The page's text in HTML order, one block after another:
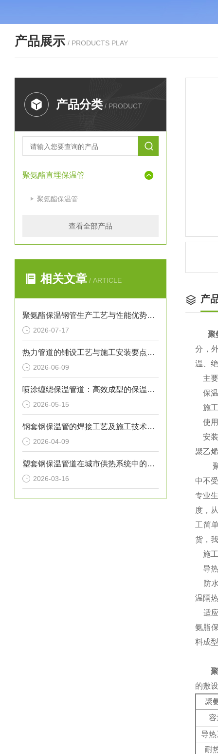
产品展示 / PRODUCTS PLAY
产品分类 / PRODUCT
聚氨酯直埋保温管
聚氨酯保温管
查看全部产品
相关文章 / ARTICLE
聚氨酯保温钢管生产工艺与性能优势解析
2026-07-17
热力管道的铺设工艺与施工安装要点解析
2026-06-09
喷涂缠绕保温管道：高效成型的保温输送核心装备
2026-05-15
钢套钢保温管的焊接工艺及施工技术研究
2026-04-09
塑套钢保温管道在城市供热系统中的应用
2026-03-16
产
聚
分，
温、
主要
保温
施工
使用
安装
聚乙
聚乙
中不
专业
度，
工简
货，
施工
导热
防水
温隔
适应
氨脂
料成
的敷
聚
容
导
耐